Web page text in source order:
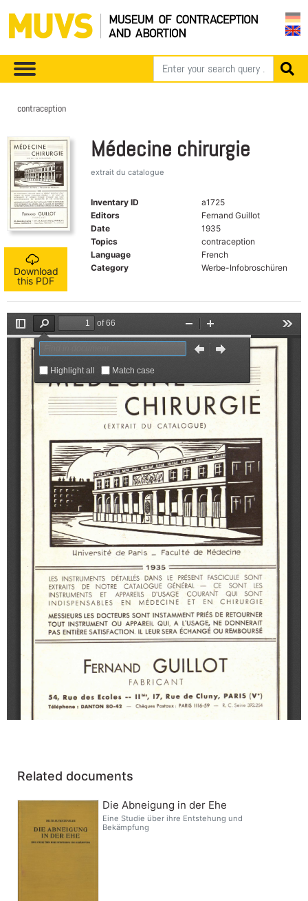
contraception
Download
this PDF
Médecine chirurgie
extrait du catalogue
Inventary ID
a1725
Editors
Fernand Guillot
Date
1935
Topics
contraception
Language
French
Category
Werbe-Infobroschüren
Related documents
Die Abneigung in der Ehe
Eine Studie über ihre Entstehung und
Bekämpfung